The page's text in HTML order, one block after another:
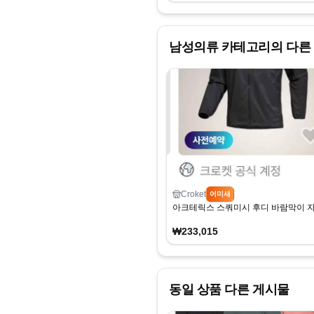
남성의류카테고리의 다른
Croket 어미새
아크테릭스 스쿼미시 후디 바람막이
₩233,015
동일 상품 다른 게시물